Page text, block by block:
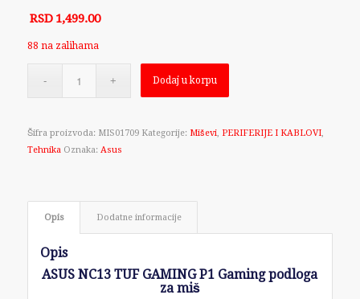
RSD 1,499.00
88 na zalihama
Dodaj u korpu
Šifra proizvoda: MIS01709 Kategorije: Miševi, PERIFERIJE I KABLOVI,
Tehnika Oznaka: Asus
Opis Dodatne informacije
Opis
ASUS NC13 TUF GAMING P1 Gaming podloga
za miš